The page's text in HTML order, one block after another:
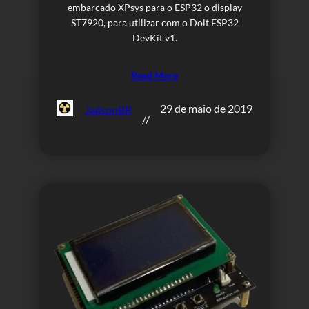
embarcado XPsys para o ESP32 o display
ST7920, para utilizar com o Doit ESP32
DevKit v1.
Read More
JailsonBR
//
29 de maio de 2019